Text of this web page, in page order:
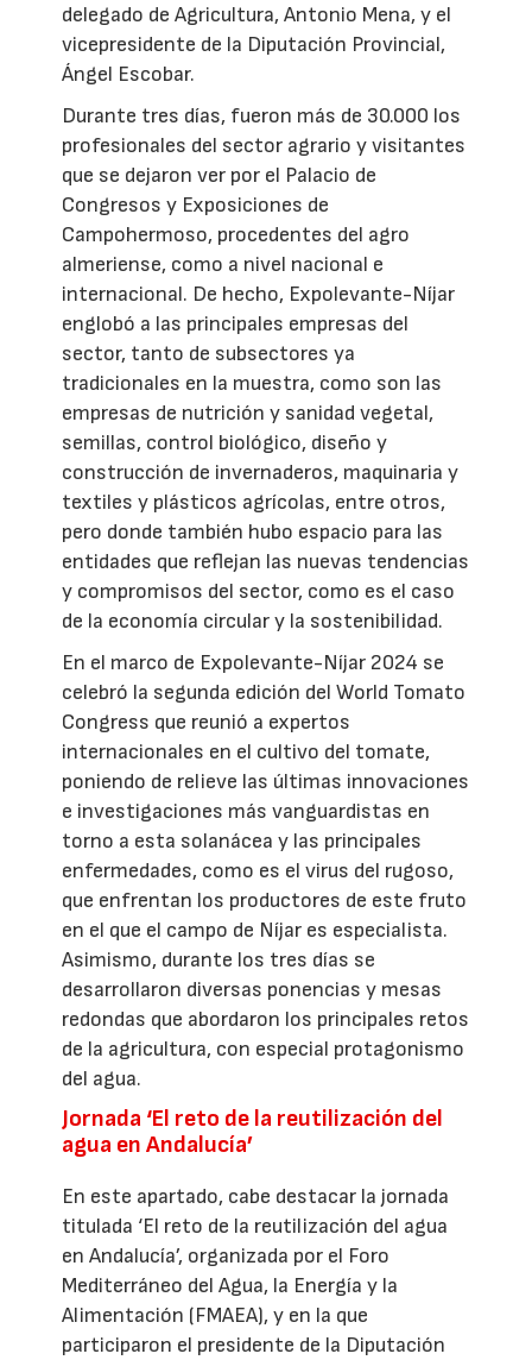
delegado de Agricultura, Antonio Mena, y el
vicepresidente de la Diputación Provincial,
Ángel Escobar.
Durante tres días, fueron más de 30.000 los
profesionales del sector agrario y visitantes
que se dejaron ver por el Palacio de
Congresos y Exposiciones de
Campohermoso, procedentes del agro
almeriense, como a nivel nacional e
internacional. De hecho, Expolevante-Níjar
englobó a las principales empresas del
sector, tanto de subsectores ya
tradicionales en la muestra, como son las
empresas de nutrición y sanidad vegetal,
semillas, control biológico, diseño y
construcción de invernaderos, maquinaria y
textiles y plásticos agrícolas, entre otros,
pero donde también hubo espacio para las
entidades que reflejan las nuevas tendencias
y compromisos del sector, como es el caso
de la economía circular y la sostenibilidad.
En el marco de Expolevante-Níjar 2024 se
celebró la segunda edición del World Tomato
Congress que reunió a expertos
internacionales en el cultivo del tomate,
poniendo de relieve las últimas innovaciones
e investigaciones más vanguardistas en
torno a esta solanácea y las principales
enfermedades, como es el virus del rugoso,
que enfrentan los productores de este fruto
en el que el campo de Níjar es especialista.
Asimismo, durante los tres días se
desarrollaron diversas ponencias y mesas
redondas que abordaron los principales retos
de la agricultura, con especial protagonismo
del agua.
Jornada ‘El reto de la reutilización del
agua en Andalucía’
En este apartado, cabe destacar la jornada
titulada ‘El reto de la reutilización del agua
en Andalucía’, organizada por el Foro
Mediterráneo del Agua, la Energía y la
Alimentación (FMAEA), y en la que
participaron el presidente de la Diputación